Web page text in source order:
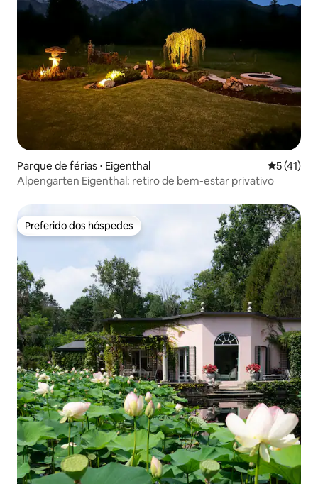
Parque de férias ⋅ Eigenthal 5 de uma
5 (41)
Alpengarten Eigenthal: retiro de bem-estar privativo
Preferido dos hóspedes
Preferido dos hóspedes